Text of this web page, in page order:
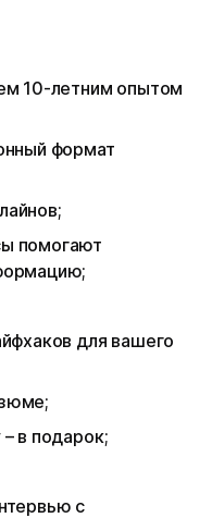
10-летним опытом
формат
помогают
для вашего
в подарок;
с